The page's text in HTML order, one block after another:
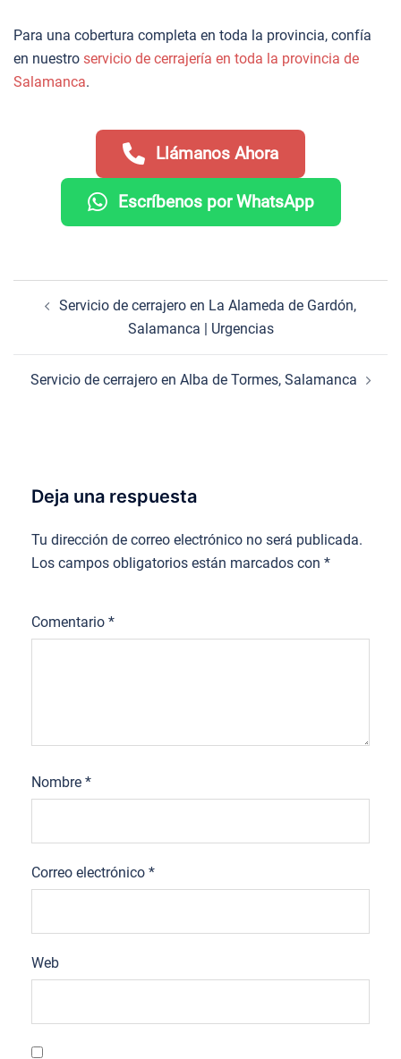
Para una cobertura completa en toda la provincia, confía
en nuestro servicio de cerrajería en toda la provincia de
Salamanca.
Llámanos Ahora
Escríbenos por WhatsApp
Servicio de cerrajero en La Alameda de Gardón,
Salamanca | Urgencias
Servicio de cerrajero en Alba de Tormes, Salamanca
Deja una respuesta
Tu dirección de correo electrónico no será publicada.
Los campos obligatorios están marcados con *
Comentario *
Nombre *
Correo electrónico *
Web